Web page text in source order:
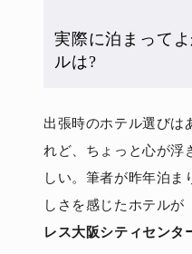
実際に泊まって
ルは?
出張時のホテル選びは
れど、ちょっと心が浮
しい。筆者が昨年泊ま
しさを感じたホテルが
レス大阪シティセンタ